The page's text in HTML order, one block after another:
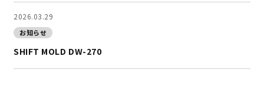
2026.03.29
お知らせ
SHIFT MOLD DW-270